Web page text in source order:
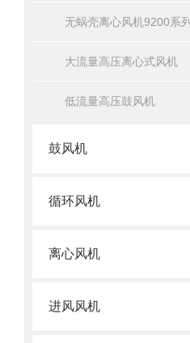
无蜗壳离心风机9200系列
大流量高压离心式风机
低流量高压鼓风机
鼓风机
循环风机
离心风机
进风风机